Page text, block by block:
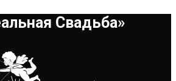
Свадьба»